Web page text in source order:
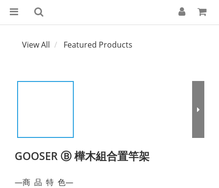
View All Featured Products
GOOSER Ⓑ 樺木組合置竿架
—商  品  特  色—